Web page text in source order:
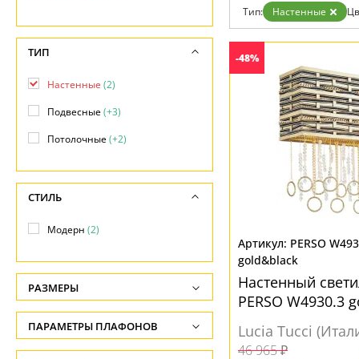
Бренды
Контакты
Тип: Настенные
-48%
PERSO
gold&black
Настенный
PERSO W4930.3
Lucia Tucci
46 965 ₽
ТИП
Настенные (2)
Подвесные(+3)
Потолочные(+2)
СТИЛЬ
Модерн (2)
РАЗМЕРЫ
Высота, см
-
ПАРАМЕТРЫ ПЛАФОНОВ